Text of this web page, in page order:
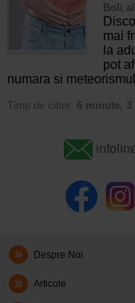
Boli
mai
la
pot
numara si
Timp de citire: 6 minute, 3
Despre Noi
Articole